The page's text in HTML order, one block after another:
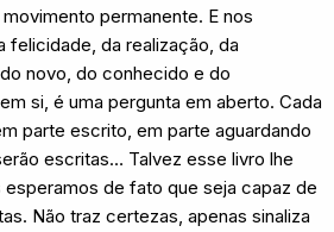
permanente. E nos
felicidade, da realização, da
novo, do conhecido e do
si, é uma pergunta em aberto. Cada
parte escrito, em parte aguardando
escritas… Talvez esse livro lhe
de fato que seja capaz de
Não traz certezas, apenas sinaliza